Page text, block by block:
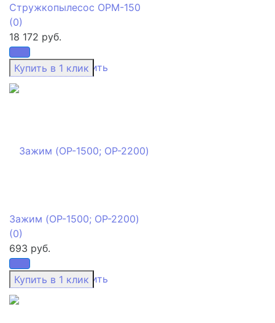
избранное сравнить
Стружкопылесос OPM-150
(0)
18 172 руб.
избранное сравнить
Зажим (OP-1500; OP-2200)
(0)
693 руб.